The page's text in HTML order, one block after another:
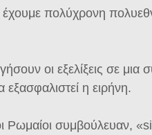
πολύχρονη
οι εξελίξεις σε
εξασφαλιστεί η ειρήνη.
Ρωμαίοι συμβούλευαν,